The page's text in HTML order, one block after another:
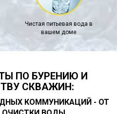
Чистая питьевая вода в
вашем доме
ПО БУРЕНИЮ И
СКВАЖИН:
КОММУНИКАЦИЙ - ОТ